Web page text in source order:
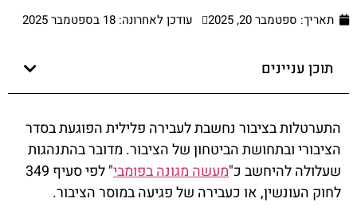
תאריך: ספטמבר 20, 2025 עודכן לאחרונה: 18 בספטמבר 2025
תוכן עניינים
התערטלות בציבור נחשבת לעבירה פלילית הפוגעת בסדר
הציבורי ובתחושת הביטחון של הציבור. מדובר בהתנהגות
שעלולה להיחשב כ"מעשה מגונה בפומבי
" לפי סעיף 349
לחוק העונשין, או כעבירה של פגיעה במוסר הציבור.